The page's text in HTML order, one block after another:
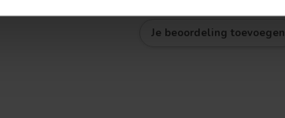
Je beoordeling toevoegen